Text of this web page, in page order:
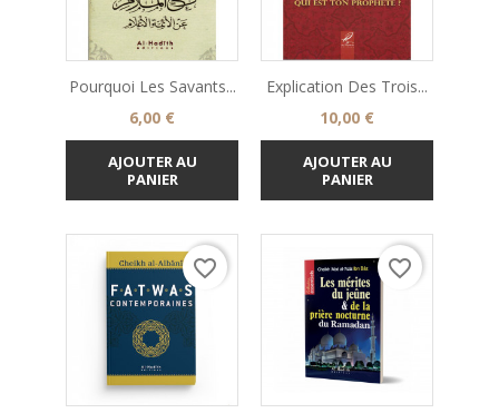
Pourquoi Les Savants...
Prix
6,00 €
AJOUTER AU
PANIER
Explication Des Trois...
Prix
10,00 €
AJOUTER AU
PANIER
favorite_border favorite_border